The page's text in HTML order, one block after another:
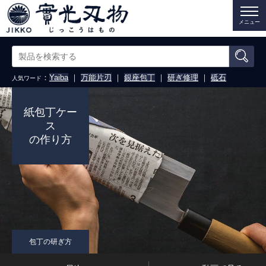
メニュー
人気ワード ： Yaiba｜ 万能片刃 ｜ 銀座包丁 ｜ 研ぎ修理 ｜ 砥石
紙包丁ケー
ス
の作り方
包丁の研ぎ方